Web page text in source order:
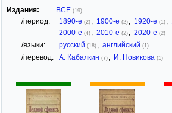
Издания: ВСЕ (19)
/период: 1890-е (2) , 1900-е (2) , 1920-е (1) ,
2000-е (4) , 2010-е (2) , 2020-е (2)
/языки: русский (18) , английский (1)
/перевод: А. Кабалкин (7) , И. Новикова (1)